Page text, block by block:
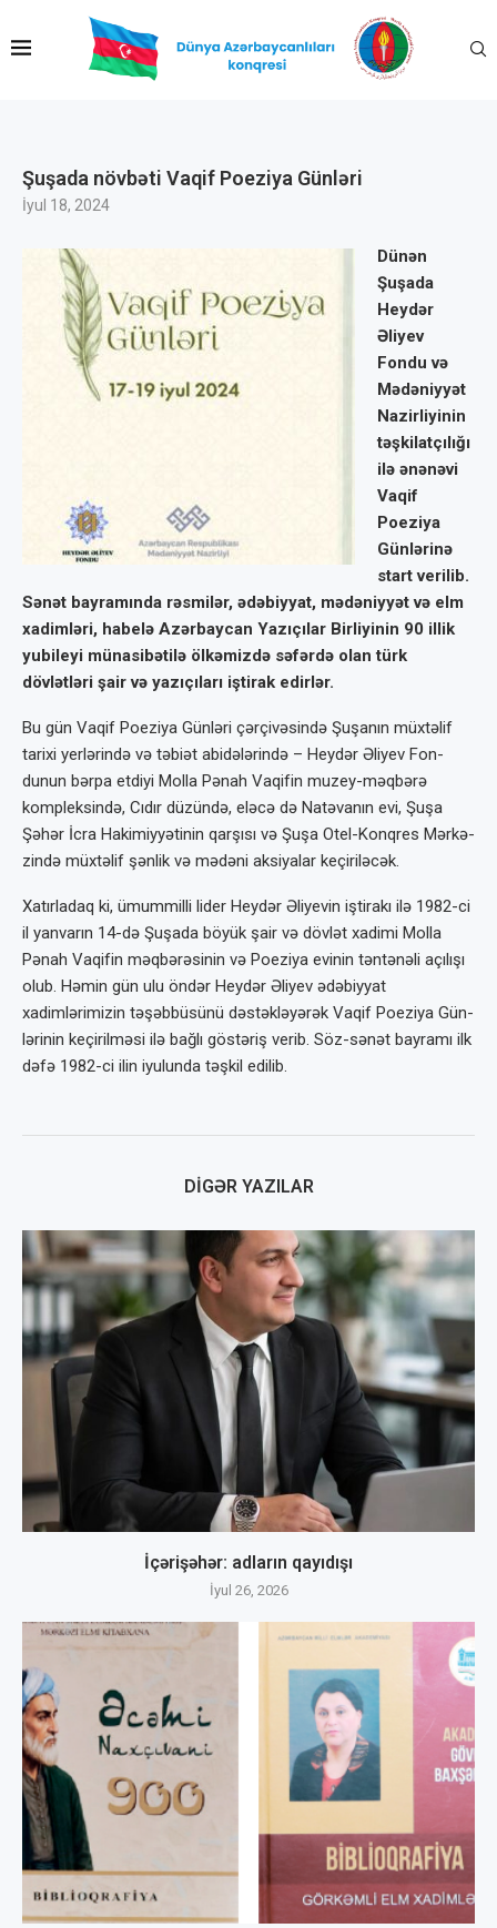
Şuşada növbəti Vaqif Poeziya Günləri
İyul 18, 2024
Dünən
Şuşada
Heydər
Əliyev
Fondu və
Mədəniyyət
Nazirliyinin
təşkilatçılığı
ilə ənənəvi
Vaqif
Poeziya
Günlərinə
start verilib.
Sənət bayramında rəsmilər, ədəbiyyat, mədəniyyət və elm
xadimləri, habelə Azərbaycan Yazıçılar Birliyinin 90 illik
yubileyi münasibətilə ölkəmizdə səfərdə olan türk
dövlətləri şair və yazıçıları iştirak edirlər.
Bu gün Vaqif Po­eziya Günləri çərçivə­sində Şuşanın müxtə­lif
tarixi yerlərində və təbiət abidələrində – Heydər Əliyev Fon­
dunun bərpa etdiyi Molla Pənah Vaqi­fin muzey-məqbərə
kompleksində, Cıdır düzündə, eləcə də Natəvanın evi, Şuşa
Şəhər İcra Hakimiyyə­tinin qarşısı və Şuşa Otel-Konqres Mərkə­
zində müxtəlif şənlik və mədəni aksiyalar keçiriləcək.
Xatırladaq ki, ümummilli lider Hey­dər Əliyevin iştirakı ilə 1982-ci
il yanvarın 14-də Şuşada böyük şair və dövlət xadimi Molla
Pənah Vaqifin məqbərəsinin və Poeziya evinin təntənəli açılışı
olub. Həmin gün ulu öndər Heydər Əliyev ədəbiyyat
xadimlərimizin təşəbbü­sünü dəstəkləyərək Vaqif Poeziya Gün­
lərinin keçirilməsi ilə bağlı göstəriş verib. Söz-sənət bayramı ilk
dəfə 1982-ci ilin iyulunda təşkil edilib.
DIGƏR YAZILAR
İçərişəhər: adların qayıdışı
İyul 26, 2026